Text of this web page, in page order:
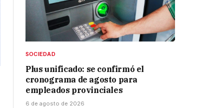
SOCIEDAD
Plus unificado: se confirmó el
cronograma de agosto para
empleados provinciales
6 de agosto de 2026